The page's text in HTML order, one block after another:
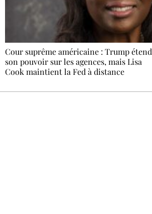
Cour suprême américaine : Trump étend
son pouvoir sur les agences, mais Lisa
Cook maintient la Fed à distance